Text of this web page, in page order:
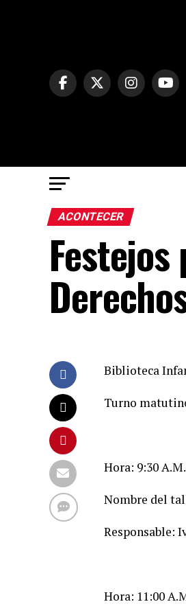
ACONTECER
Biblioteca
Turno
Hora: 9:30
Nombre del
Responsable:
Hora: 11:00